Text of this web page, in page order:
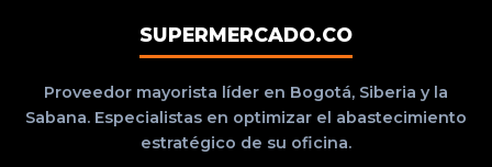
SUPERMERCADO.CO
Proveedor mayorista líder en Bogotá, Siberia y la
Sabana. Especialistas en optimizar el abastecimiento
estratégico de su oficina.